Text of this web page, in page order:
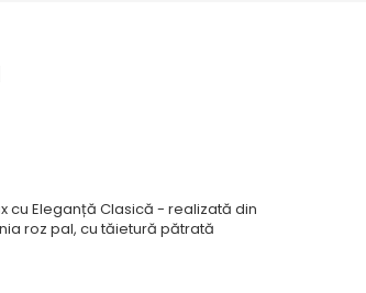
cu Eleganță Clasică - realizată din
roz pal, cu tăietură pătrată